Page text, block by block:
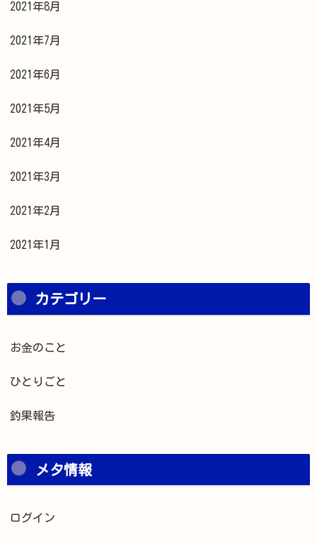
2021年8月
2021年7月
2021年6月
2021年5月
2021年4月
2021年3月
2021年2月
2021年1月
カテゴリー
お金のこと
ひとりごと
釣果報告
メタ情報
ログイン